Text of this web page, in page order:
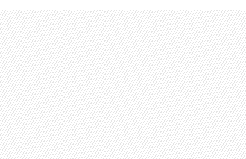
Skip to main content